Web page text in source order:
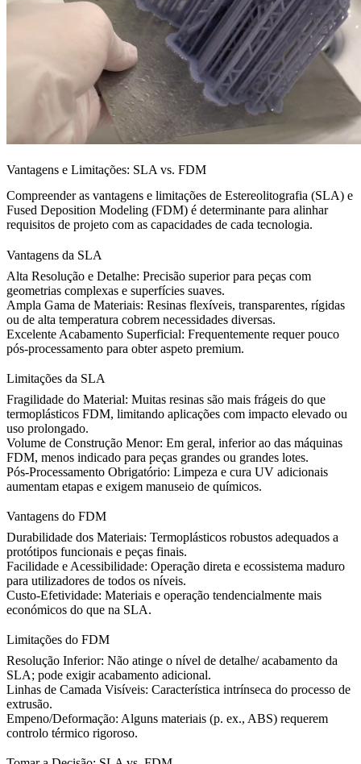
Vantagens e Limitações: SLA vs. FDM
Compreender as vantagens e limitações de Estereolitografia (SLA) e
Fused Deposition Modeling (FDM) é determinante para alinhar
requisitos de projeto com as capacidades de cada tecnologia.
Vantagens da SLA
Alta Resolução e Detalhe: Precisão superior para peças com
geometrias complexas e superfícies suaves.
Ampla Gama de Materiais: Resinas flexíveis, transparentes, rígidas
ou de alta temperatura cobrem necessidades diversas.
Excelente Acabamento Superficial: Frequentemente requer pouco
pós-processamento para obter aspeto premium.
Limitações da SLA
Fragilidade do Material: Muitas resinas são mais frágeis do que
termoplásticos FDM, limitando aplicações com impacto elevado ou
uso prolongado.
Volume de Construção Menor: Em geral, inferior ao das máquinas
FDM, menos indicado para peças grandes ou grandes lotes.
Pós-Processamento Obrigatório: Limpeza e cura UV adicionais
aumentam etapas e exigem manuseio de químicos.
Vantagens do FDM
Durabilidade dos Materiais: Termoplásticos robustos adequados a
protótipos funcionais e peças finais.
Facilidade e Acessibilidade: Operação direta e ecossistema maduro
para utilizadores de todos os níveis.
Custo-Efetividade: Materiais e operação tendencialmente mais
económicos do que na SLA.
Limitações do FDM
Resolução Inferior: Não atinge o nível de detalhe/ acabamento da
SLA; pode exigir acabamento adicional.
Linhas de Camada Visíveis: Característica intrínseca do processo de
extrusão.
Empeno/Deformação: Alguns materiais (p. ex., ABS) requerem
controlo térmico rigoroso.